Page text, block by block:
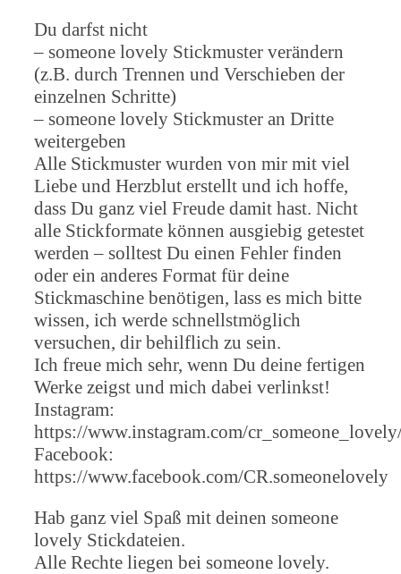
Du darfst nicht
– someone lovely Stickmuster verändern
(z.B. durch Trennen und Verschieben der
einzelnen Schritte)
– someone lovely Stickmuster an Dritte
weitergeben
Alle Stickmuster wurden von mir mit viel
Liebe und Herzblut erstellt und ich hoffe,
dass Du ganz viel Freude damit hast. Nicht
alle Stickformate können ausgiebig getestet
werden – solltest Du einen Fehler finden
oder ein anderes Format für deine
Stickmaschine benötigen, lass es mich bitte
wissen, ich werde schnellstmöglich
versuchen, dir behilflich zu sein.
Ich freue mich sehr, wenn Du deine fertigen
Werke zeigst und mich dabei verlinkst!
Instagram:
https://www.instagram.com/
Facebook:
https://www.facebook.com/CR.someonelovely
Hab ganz viel Spaß mit deinen someone
lovely Stickdateien.
Alle Rechte liegen bei someone lovely.